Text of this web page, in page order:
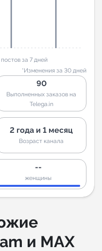
за 7 дней
*Изменения за 30 дней
90
Выполненных заказов на
Telega.in
2 года и 1 месяц
Возраст канала
--
женщины
и MAX